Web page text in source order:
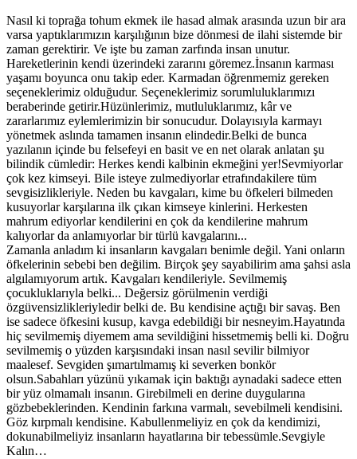
Nasıl ki toprağa tohum ekmek ile hasad almak arasında uzun bir ara
varsa yaptıklarımızın karşılığının bize dönmesi de ilahi sistemde bir
zaman gerektirir. Ve işte bu zaman zarfında insan unutur.
Hareketlerinin kendi üzerindeki zararını göremez.İnsanın karması
yaşamı boyunca onu takip eder. Karmadan öğrenmemiz gereken
seçeneklerimiz olduğudur. Seçeneklerimiz sorumluluklarımızı
beraberinde getirir.Hüzünlerimiz, mutluluklarımız, kâr ve
zararlarımız eylemlerimizin bir sonucudur. Dolayısıyla karmayı
yönetmek aslında tamamen insanın elindedir.Belki de bunca
yazılanın içinde bu felsefeyi en basit ve en net olarak anlatan şu
bilindik cümledir: Herkes kendi kalbinin ekmeğini yer!Sevmiyorlar
çok kez kimseyi. Bile isteye zulmediyorlar etrafındakilere tüm
sevgisizlikleriyle. Neden bu kavgaları, kime bu öfkeleri bilmeden
kusuyorlar karşılarına ilk çıkan kimseye kinlerini. Herkesten
mahrum ediyorlar kendilerini en çok da kendilerine mahrum
kalıyorlar da anlamıyorlar bir türlü kavgalarını...
Zamanla anladım ki insanların kavgaları benimle değil. Yani onların
öfkelerinin sebebi ben değilim. Birçok şey sayabilirim ama şahsi asla
algılamıyorum artık. Kavgaları kendileriyle. Sevilmemiş
çocukluklarıyla belki... Değersiz görülmenin verdiği
özgüvensizlikleriyledir belki de. Bu kendisine açtığı bir savaş. Ben
ise sadece öfkesini kusup, kavga edebildiği bir nesneyim.Hayatında
hiç sevilmemiş diyemem ama sevildiğini hissetmemiş belli ki. Doğru
sevilmemiş o yüzden karşısındaki insan nasıl sevilir bilmiyor
maalesef. Sevgiden şımartılmamış ki severken bonkör
olsun.Sabahları yüzünü yıkamak için baktığı aynadaki sadece etten
bir yüz olmamalı insanın. Girebilmeli en derine duygularına
gözbebeklerinden. Kendinin farkına varmalı, sevebilmeli kendisini.
Göz kırpmalı kendisine. Kabullenmeliyiz en çok da kendimizi,
dokunabilmeliyiz insanların hayatlarına bir tebessümle.Sevgiyle
Kalın…